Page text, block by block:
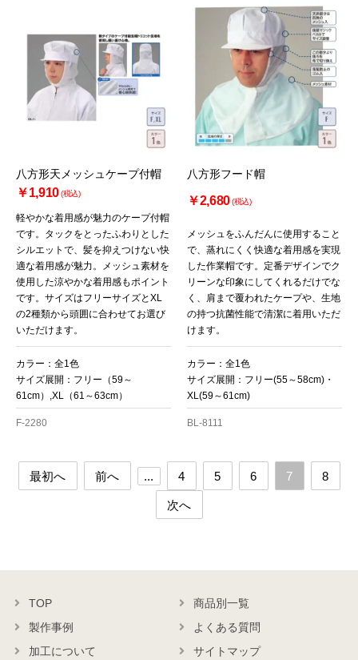
八方形天メッシュケープ付帽
￥1,910(税込)
軽やかな着用感が魅力のケープ付帽
です。タックをとったふわりとした
シルエットで、髪を抑えつけない快
適な着用感が魅力。メッシュ素材を
使用した涼やかな着用感もポイント
です。サイズはフリーサイズとXL
の2種類から頭囲に合わせてお選び
いただけます。
カラー：全1色
サイズ展開：フリー（59～
61cm）,XL（61～63cm）
F-2280
八方形フード帽
￥2,680(税込)
メッシュをふんだんに使用すること
で、蒸れにくく快適な着用感を実現
した作業帽です。定番デザインでク
リーンな印象にしてくれるだけでな
く、肩まで覆われたケープや、生地
の持つ抗菌性能で清潔に着用いただ
けます。
カラー：全1色
サイズ展開：フリー(55～58cm)・
XL(59～61cm)
BL-8111
最初へ 前へ ... 4 5 6 7 8
次へ
TOP
商品別一覧
製作事例
よくある質問
加工について
サイトマップ